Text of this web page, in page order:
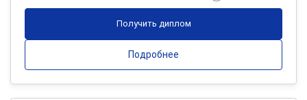
Получить диплом
Подробнее